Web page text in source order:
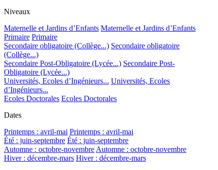
Niveaux
Maternelle et Jardins d’Enfants Maternelle et Jardins d’Enfants
Primaire Primaire
Secondaire obligatoire (Collège...) Secondaire obligatoire
(Collège...)
Secondaire Post-Obligatoire (Lycée...) Secondaire Post-
Obligatoire (Lycée...)
Universités, Ecoles d’Ingénieurs... Universités, Ecoles
d’Ingénieurs...
Ecoles Doctorales Ecoles Doctorales
Dates
Printemps : avril-mai Printemps : avril-mai
Été : juin-septembre Été : juin-septembre
Automne : octobre-novembreAutomne : octobre-novembre
Hiver : décembre-mars Hiver : décembre-mars